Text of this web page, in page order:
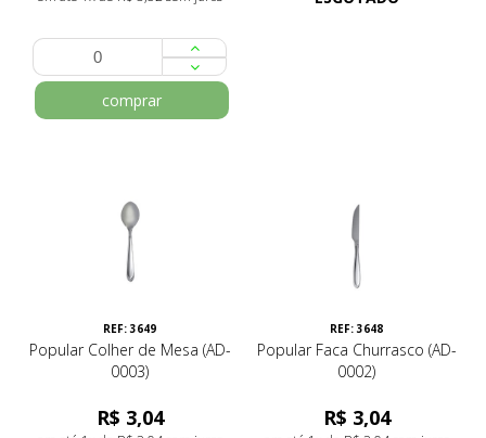
comprar
REF: 3649
Popular Colher de Mesa (AD-
0003)
R$ 3,04
REF: 3648
Popular Faca Churrasco (AD-
0002)
R$ 3,04